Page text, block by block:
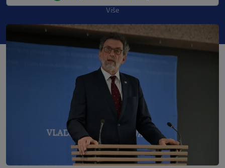
Više